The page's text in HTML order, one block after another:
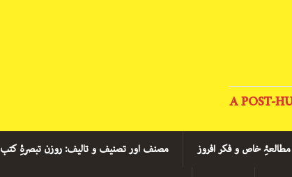
A POST-
مطالعۂِ خاص و فکر افروز مصنف اور تصنیف و تالیف: روزن تبصرۂِ کتب